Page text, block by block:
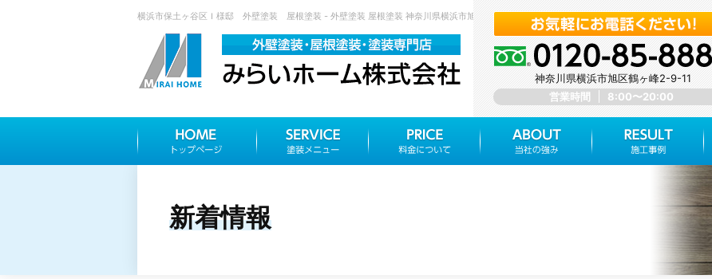
横浜市保土ヶ谷区Ｉ様邸 外壁塗装 屋根塗装 - 外壁塗装 屋根塗装 神奈川県横浜市旭区 みらいホーム株式会社
神奈川県横浜市旭区鶴ヶ峰2-9-11
営業時間
8:00〜20:00
新着情報